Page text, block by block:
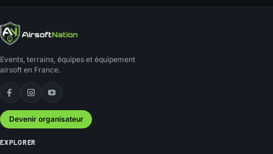
Events, terrains, équipes et équipement
airsoft en France.
Facebook
Instagram
YouTube
Devenir organisateur
EXPLORER